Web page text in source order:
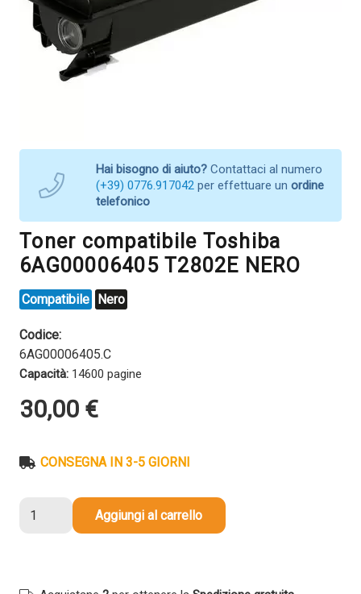
Hai bisogno di aiuto? Contattaci al numero
(+39) 0776.917042 per effettuare un ordine
telefonico
Toner compatibile Toshiba
6AG00006405 T2802E NERO
Compatibile Nero
Codice:
6AG00006405.C
Capacità: 14600 pagine
30,00 €
CONSEGNA IN 3-5 GIORNI
compatibile
Aggiungi al carrello